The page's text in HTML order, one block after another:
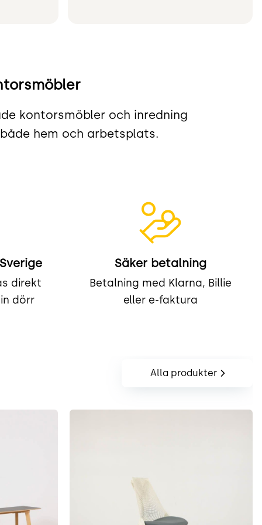
kontorsmöbler och inredning
hem och arbetsplats.
direkt
dörr
Säker betalning
Betalning med Klarna, Billie
eller e-faktura
Alla produkter